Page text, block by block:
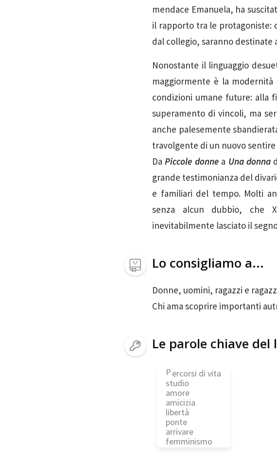
mendace Emanuela, ha
il rapporto tra le protagoniste:
dal collegio, saranno destinate
Nonostante il linguaggio
maggiormente è la
condizioni umane future: alla
superamento di vincoli, ma
anche palesemente
travolgente di un nuovo
DaPiccole donnea Una donna
grande testimonianza del
e familiari del tempo. Molti
senza alcun dubbio, che
inevitabilmente lasciato il
Lo consigliamo a...
Donne, uomini, ragazzi e
Chi ama scoprire importanti
Le parole chiave del
Percorsi di vita
studio
amore
amicizia
libertà
ponte
arrivare
femminismo